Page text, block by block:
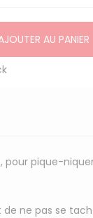
AU PANIER
pique-niquer
ne pas se